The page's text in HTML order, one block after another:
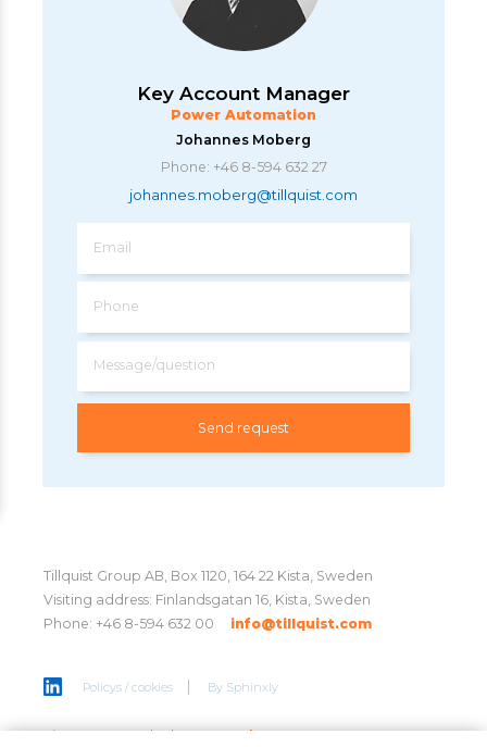
Key Account Manager
Power Automation
Johannes Moberg
Phone: +46 8-594 632 27
johannes.moberg@tillquist.com
Email
Phone
Message/question
Tillquist Group AB, Box 1120, 164 22 Kista, Sweden
Visiting address: Finlandsgatan 16, Kista, Sweden
Phone: +46 8-594 632 00
info@tillquist.com
Policys / cookies By Sphinxly
Sign up to get the latest newshere